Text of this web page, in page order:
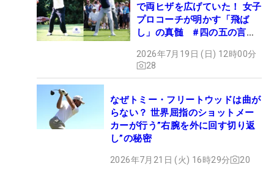
で両ヒザを広げていた！ 女子
プロコーチが明かす「飛ば
し」の真髄 #四の五の言わ
2026年7月19日 (日) 12時00分
28
なぜトミー・フリートウッドは曲が
らない？ 世界屈指のショットメー
カーが行う”右腕を外に回す切り返
し”の秘密
2026年7月21日 (火) 16時29分 20